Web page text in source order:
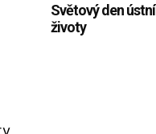
Světový den
životy